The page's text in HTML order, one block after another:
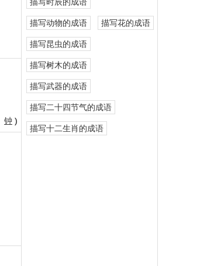
钟 )
描写动物的成语 描写花的成语
描写昆虫的成语
描写树木的成语
描写武器的成语
描写二十四节气的成语
描写十二生肖的成语